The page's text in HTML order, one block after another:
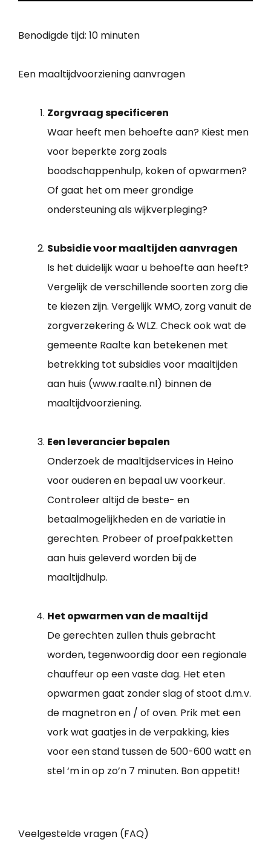
Benodigde tijd: 10 minuten
Een maaltijdvoorziening aanvragen
Zorgvraag specificeren
Waar heeft men behoefte aan? Kiest men
voor beperkte zorg zoals
boodschappenhulp, koken of opwarmen?
Of gaat het om meer grondige
ondersteuning als wijkverpleging?
Subsidie voor maaltijden aanvragen
Is het duidelijk waar u behoefte aan heeft?
Vergelijk de verschillende soorten zorg die
te kiezen zijn. Vergelijk WMO, zorg vanuit de
zorgverzekering & WLZ. Check ook wat de
gemeente Raalte kan betekenen met
betrekking tot subsidies voor maaltijden
aan huis (www.raalte.nl) binnen de
maaltijdvoorziening.
Een leverancier bepalen
Onderzoek de maaltijdservices in Heino
voor ouderen en bepaal uw voorkeur.
Controleer altijd de beste- en
betaalmogelijkheden en de variatie in
gerechten. Probeer of proefpakketten
aan huis geleverd worden bij de
maaltijdhulp.
Het opwarmen van de maaltijd
De gerechten zullen thuis gebracht
worden, tegenwoordig door een regionale
chauffeur op een vaste dag. Het eten
opwarmen gaat zonder slag of stoot d.m.v.
de magnetron en / of oven. Prik met een
vork wat gaatjes in de verpakking, kies
voor een stand tussen de 500-600 watt en
stel ‘m in op zo’n 7 minuten. Bon appetit!
Veelgestelde vragen (FAQ)